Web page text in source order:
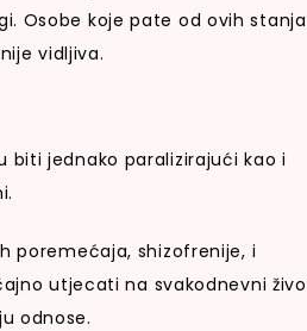
Osobe koje pate od ovih stanja
vidljiva.
biti jednako paralizirajući kao i
poremećaja, shizofrenije, i
utjecati na svakodnevni
odnose.